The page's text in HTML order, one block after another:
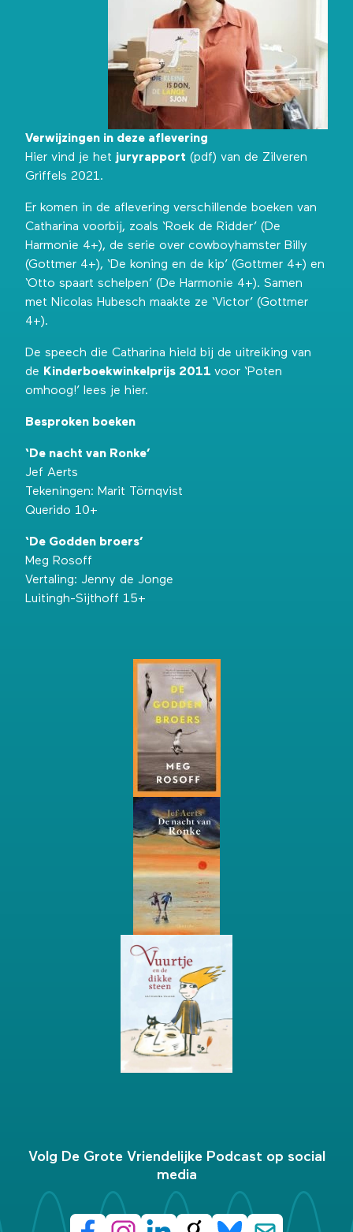
Verwijzingen in deze aflevering
Hier vind je het juryrapport (pdf) van de Zilveren
Griffels 2021.
Er komen in de aflevering verschillende boeken van
Catharina voorbij, zoals ‘Roek de Ridder’ (De
Harmonie 4+), de serie over cowboyhamster Billy
(Gottmer 4+), ‘De koning en de kip’ (Gottmer 4+) en
‘Otto spaart schelpen’ (De Harmonie 4+). Samen
met Nicolas Hubesch maakte ze ‘Victor’ (Gottmer
4+).
De speech die Catharina hield bij de uitreiking van
de Kinderboekwinkelprijs 2011 voor ‘Poten
omhoog!’ lees je hier.
Besproken boeken
‘De nacht van Ronke’
Jef Aerts
Tekeningen: Marit Törnqvist
Querido 10+
‘De Godden broers’
Meg Rosoff
Vertaling: Jenny de Jonge
Luitingh-Sijthoff 15+
Volg De Grote Vriendelijke Podcast op social
media